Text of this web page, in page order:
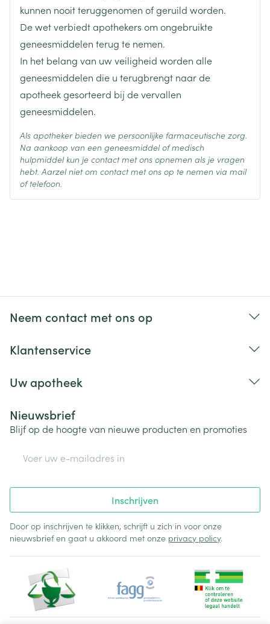
Hoeveelheid
Verpakking
4
Behoud Kamertemperatuur (15°C - 25°C)
kunnen nooit teruggenomen of geruild worden.
De wet verbiedt apothekers om ongebruikte
geneesmiddelen terug te nemen.
In het belang van uw veiligheid worden alle
geneesmiddelen die u terugbrengt naar de
apotheek gesorteerd bij de vervallen
geneesmiddelen.
Als apotheker bieden we persoonlijke farmaceutische zorg.
Na aankoop van een geneesmiddel of medisch
hulpmiddel kun je contact met ons opnemen als je vragen
hebt. Aarzel niet om contact met ons op te nemen via mail
of telefoon.
Neem contact met ons op
Klantenservice
Uw apotheek
Nieuwsbrief
Blijf op de hoogte van nieuwe producten en promoties
Inschrijven
Door op inschrijven te klikken, schrijft u zich in voor onze
nieuwsbrief en gaat u akkoord met onze privacy policy.